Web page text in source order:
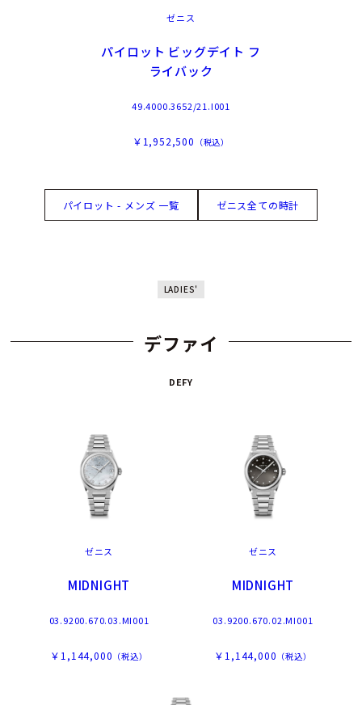
ゼニス
パイロット ビッグデイト フ
ライバック
49.4000.3652/21.I001
￥1,952,500 （税込）
パイロット - メンズ 一覧 ゼニス全ての時計
LADIES'
デファイ
DEFY
ゼニス
MIDNIGHT
03.9200.670.03.MI001
￥1,144,000 （税込）
ゼニス
MIDNIGHT
03.9200.670.02.MI001
￥1,144,000 （税込）